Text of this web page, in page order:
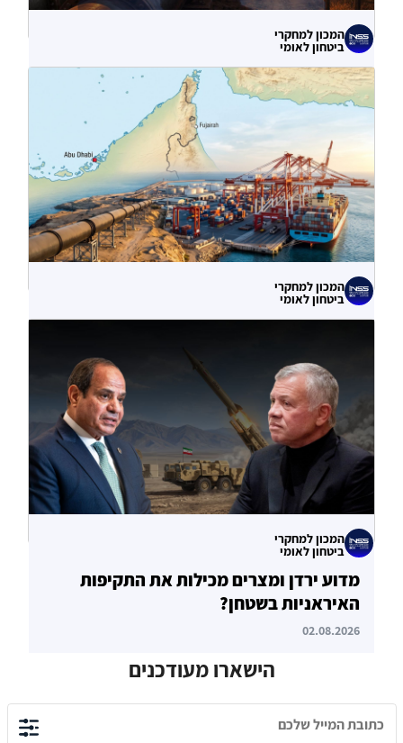
המכון למחקרי
ביטחון לאומי
לא רק הנזק המיידי: מה מלמדות תקיפות
הסייבר נגד תשתיות המים בארצות הברית?
המכון למחקרי
ביטחון לאומי
04.08.2026
המכון למחקרי
ביטחון לאומי
מדוע ירדן ומצרים מכילות את התקיפות
האיראניות בשטחן?
02.08.2026
הישארו מעודכנים